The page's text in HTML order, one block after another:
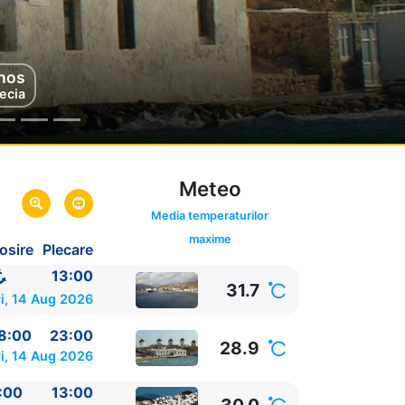
Plecare
Meteo
Media temperaturilor
maxime
13:00
14 Aug 2026 31.7
23:00
14 Aug 2026 28.9
13:00